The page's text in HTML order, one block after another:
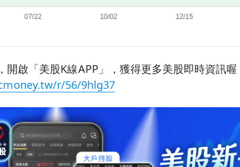
開啟「美股K線APP」，獲得更多美股即時資訊喔
r/56/9hlg37